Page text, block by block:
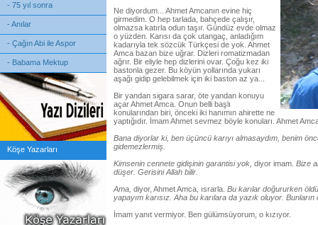
- 75 yıl sonra
- Anılar
- Çağın Abi ile Aspor
- Babama Mektup
Köşe Yazarları
Ne diyordum... Ahmet Amcanın evine hiç
girmedim. O hep tarlada, bahçede çalışır,
olmazsa katırla odun taşır. Gündüz evde olmaz
o yüzden. Karısı da çok utangaç, anladığım
kadarıyla tek sözcük Türkçesi de yok. Ahmet
Amca bazan bize uğrar. Dizleri romatizmadan
ağrır. Bir eliyle hep dizlerini ovar. Çoğu kez iki
bastonla gezer. Bu köyün yollarında yukarı
aşağı gidip gelebilmek için iki baston az ya...
Bir yandan sigara sarar, öte yandan konuyu
açar Ahmet Amca. Onun belli başlı
konularından biri, önceki iki hanımın ahirette ne
yaptığıdır. İmam Ahmet sevmez böyle konuları. Ahmet
Bana diyorlar ki, ben üçüncü karıyı almasaydım, benim
gidemezlermiş.
Kimsenin cennete gidişinin garantisi yok, diyor imam. Bize
düşer. Gerisini Allah bilir.
Ama, diyor, Ahmet Amca, ısrarla. Bu karılar doğururken
yapayım karısız. Aha bu karılara da yazık oluyor.
İmam yanıt vermiyor. Ben gülümsüyorum, o kızıyor.